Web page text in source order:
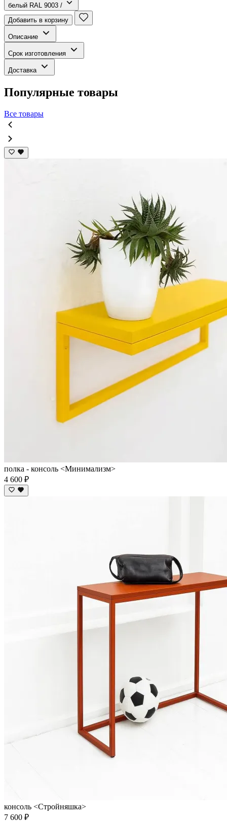
белый RAL 9003 /
Добавить в корзину
Описание
Срок изготовления
Доставка
Популярные товары
Все товары
полка - консоль <Минимализм>
4 600 ₽
консоль <Стройняшка>
7 600 ₽